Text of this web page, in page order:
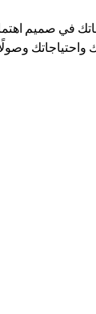
في صميم